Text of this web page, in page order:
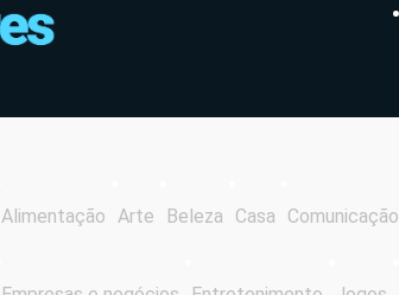
Alimentação Arte Beleza Casa Comunicação